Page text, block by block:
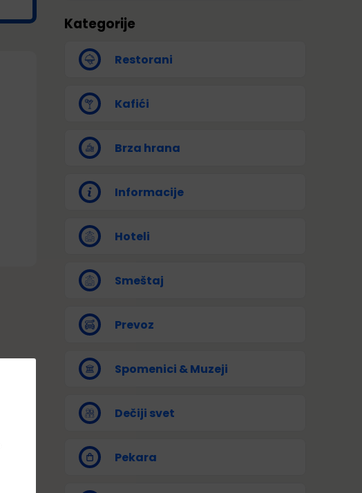
Kategorije
Restorani
Kafići
Brza hrana
Informacije
Hoteli
Smeštaj
Prevoz
Spomenici & Muzeji
Dečiji svet
Pekara